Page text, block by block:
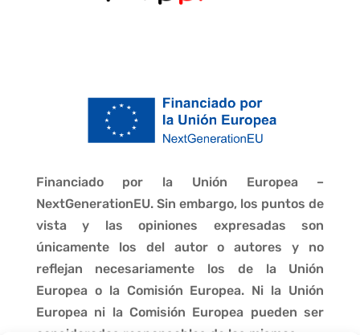
Financiado por la Unión Europea –
NextGenerationEU. Sin embargo, los puntos de
vista y las opiniones expresadas son
únicamente los del autor o autores y no
reflejan necesariamente los de la Unión
Europea o la Comisión Europea. Ni la Unión
Europea ni la Comisión Europea pueden ser